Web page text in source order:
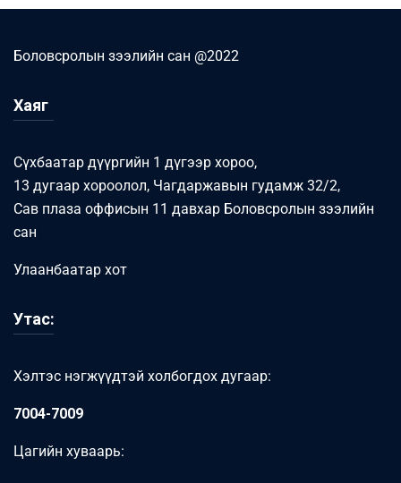
Боловсролын зээлийн сан @2022
Хаяг
Сүхбаатар дүүргийн 1 дүгээр хороо,
13 дугаар хороолол, Чагдаржавын гудамж 32/2,
Сав плаза оффисын 11 давхар Боловсролын зээлийн
сан
Улаанбаатар хот
Утас:
Хэлтэс нэгжүүдтэй холбогдох дугаар:
7004-7009
Цагийн хуваарь: